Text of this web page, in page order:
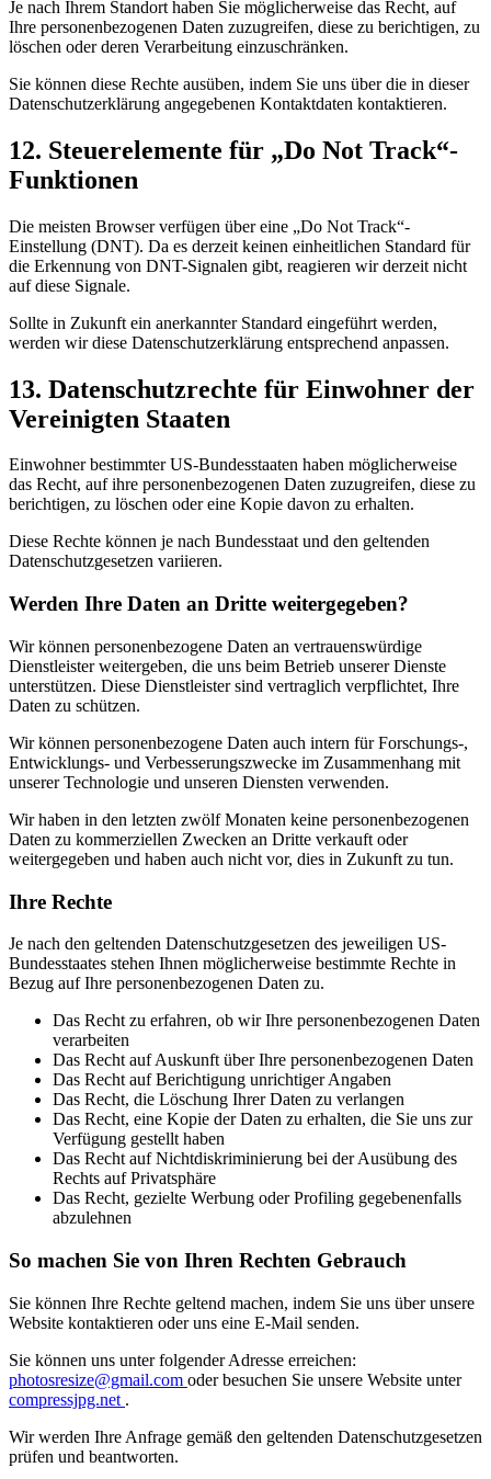
Je nach Ihrem Standort haben Sie möglicherweise das Recht, auf
Ihre personenbezogenen Daten zuzugreifen, diese zu berichtigen, zu
löschen oder deren Verarbeitung einzuschränken.
Sie können diese Rechte ausüben, indem Sie uns über die in dieser
Datenschutzerklärung angegebenen Kontaktdaten kontaktieren.
12. Steuerelemente für „Do Not Track“-
Funktionen
Die meisten Browser verfügen über eine „Do Not Track“-
Einstellung (DNT). Da es derzeit keinen einheitlichen Standard für
die Erkennung von DNT-Signalen gibt, reagieren wir derzeit nicht
auf diese Signale.
Sollte in Zukunft ein anerkannter Standard eingeführt werden,
werden wir diese Datenschutzerklärung entsprechend anpassen.
13. Datenschutzrechte für Einwohner der
Vereinigten Staaten
Einwohner bestimmter US-Bundesstaaten haben möglicherweise
das Recht, auf ihre personenbezogenen Daten zuzugreifen, diese zu
berichtigen, zu löschen oder eine Kopie davon zu erhalten.
Diese Rechte können je nach Bundesstaat und den geltenden
Datenschutzgesetzen variieren.
Werden Ihre Daten an Dritte weitergegeben?
Wir können personenbezogene Daten an vertrauenswürdige
Dienstleister weitergeben, die uns beim Betrieb unserer Dienste
unterstützen. Diese Dienstleister sind vertraglich verpflichtet, Ihre
Daten zu schützen.
Wir können personenbezogene Daten auch intern für Forschungs-,
Entwicklungs- und Verbesserungszwecke im Zusammenhang mit
unserer Technologie und unseren Diensten verwenden.
Wir haben in den letzten zwölf Monaten keine personenbezogenen
Daten zu kommerziellen Zwecken an Dritte verkauft oder
weitergegeben und haben auch nicht vor, dies in Zukunft zu tun.
Ihre Rechte
Je nach den geltenden Datenschutzgesetzen des jeweiligen US-
Bundesstaates stehen Ihnen möglicherweise bestimmte Rechte in
Bezug auf Ihre personenbezogenen Daten zu.
Das Recht zu erfahren, ob wir Ihre personenbezogenen Daten
verarbeiten
Das Recht auf Auskunft über Ihre personenbezogenen Daten
Das Recht auf Berichtigung unrichtiger Angaben
Das Recht, die Löschung Ihrer Daten zu verlangen
Das Recht, eine Kopie der Daten zu erhalten, die Sie uns zur
Verfügung gestellt haben
Das Recht auf Nichtdiskriminierung bei der Ausübung des
Rechts auf Privatsphäre
Das Recht, gezielte Werbung oder Profiling gegebenenfalls
abzulehnen
So machen Sie von Ihren Rechten Gebrauch
Sie können Ihre Rechte geltend machen, indem Sie uns über unsere
Website kontaktieren oder uns eine E-Mail senden.
Sie können uns unter folgender Adresse erreichen:
photosresize@gmail.com oder besuchen Sie unsere Website unter
compressjpg.net .
Wir werden Ihre Anfrage gemäß den geltenden Datenschutzgesetzen
prüfen und beantworten.